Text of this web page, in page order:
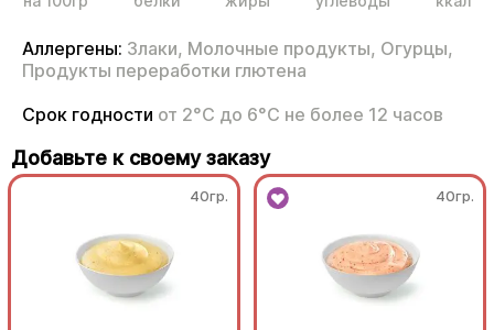
Аллергены: Злаки, Молочные продукты, Огурцы,
Продукты переработки глютена
Срок годности от 2°С до 6°С не более 12 часов
Добавьте к своему заказу
40гр. 40гр.